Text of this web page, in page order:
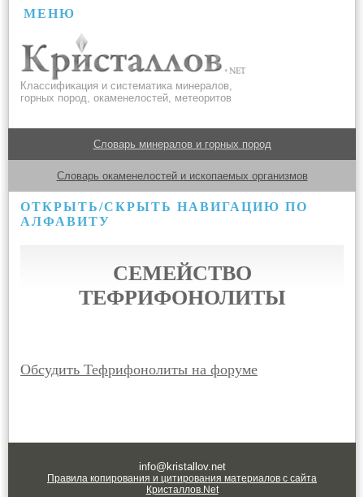
МЕНЮ
Классификация и систематика минералов,
горных пород, окаменелостей, метеоритов
Словарь минералов и горных пород
Словарь окаменелостей и ископаемых организмов
ОТКРЫТЬ/СКРЫТЬ НАВИГАЦИЮ ПО
АЛФАВИТУ
СЕМЕЙСТВО
ТЕФРИФОНОЛИТЫ
Обсудить Тефрифонолиты на форуме
info@kristallov.net
Правила копирования и цитирования материалов с сайта
Кристаллов.Net